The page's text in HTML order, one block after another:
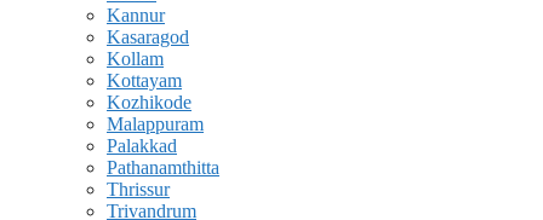
Kannur
Kasaragod
Kollam
Kottayam
Kozhikode
Malappuram
Palakkad
Pathanamthitta
Thrissur
Trivandrum